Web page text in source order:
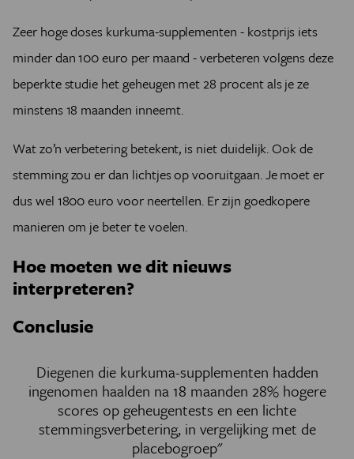
Zeer hoge doses kurkuma-supplementen - kostprijs iets
minder dan 100 euro per maand - verbeteren volgens deze
beperkte studie het geheugen met 28 procent als je ze
minstens 18 maanden inneemt.
Wat zo’n verbetering betekent, is niet duidelijk. Ook de
stemming zou er dan lichtjes op vooruitgaan. Je moet er
dus wel 1800 euro voor neertellen. Er zijn goedkopere
manieren om je beter te voelen.
Hoe moeten we dit nieuws
interpreteren?
Conclusie
Diegenen die kurkuma-supplementen hadden
ingenomen haalden na 18 maanden 28% hogere
scores op geheugentests en een lichte
stemmingsverbetering, in vergelijking met de
placebogroep"